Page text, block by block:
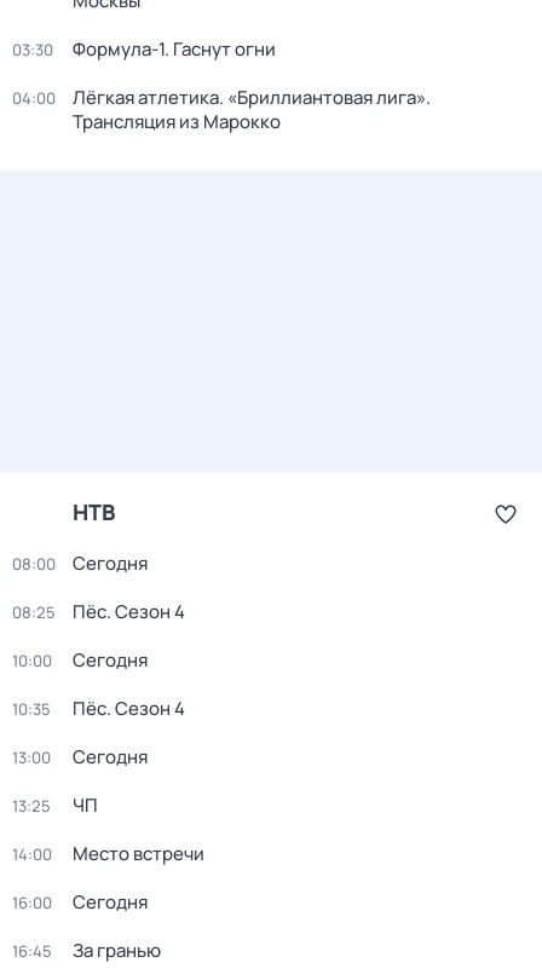
03:30 Формула-1. Гаснут огни
04:00
Лёгкая атлетика. «Бриллиантовая лига».
Трансляция из Марокко
НТВ
08:00 Сегодня
08:25 Пёс. Сезон 4
10:00 Сегодня
10:35 Пёс. Сезон 4
13:00 Сегодня
13:25 ЧП
14:00 Место встречи
16:00 Сегодня
16:45 За гранью